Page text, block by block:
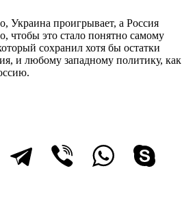
Украина проигрывает, а Россия
чтобы это стало понятно самому
сохранил хотя бы остатки
и любому западному политику, как